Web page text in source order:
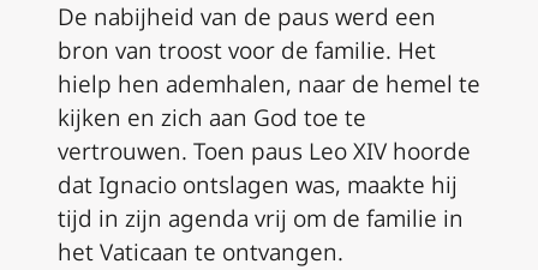
De nabijheid van de paus werd een
bron van troost voor de familie. Het
hielp hen ademhalen, naar de hemel te
kijken en zich aan God toe te
vertrouwen. Toen paus Leo XIV hoorde
dat Ignacio ontslagen was, maakte hij
tijd in zijn agenda vrij om de familie in
het Vaticaan te ontvangen.